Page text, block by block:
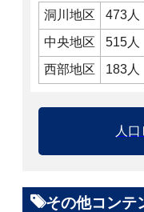
洞川地区
473人
中央地区
515人
西部地区
183人
人
その他コンテ